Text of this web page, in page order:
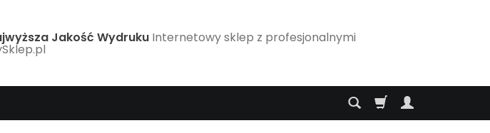
Jakość Wydruku Internetowy sklep z profesjonalnymi